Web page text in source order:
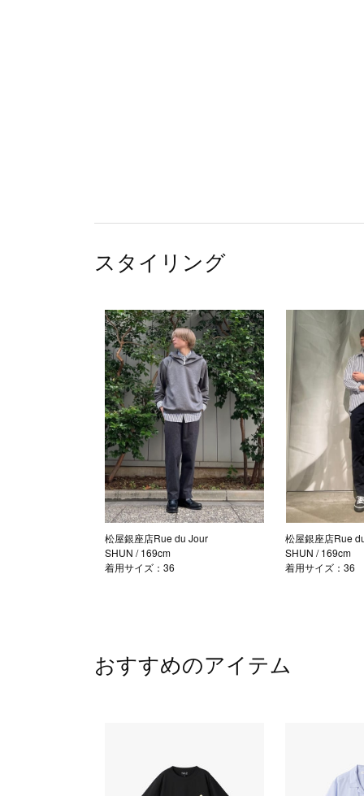
スタイリング
松屋銀座店Rue du Jour
SHUN / 169cm
着用サイズ：36
松屋銀座店Rue
SHUN/ 169cm
着用サイズ：36
おすすめのアイテム